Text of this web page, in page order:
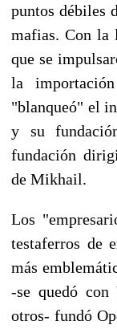
puntos débiles
mafias. Con la
que se
la
"blanqueó" el
y su
fundación
de Mikhail.
Los
testaferros de
más
-se quedó
otros- fundó